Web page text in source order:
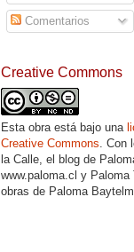
Comentarios
Creative Commons
Esta obra está bajo una
Creative Commons. Con
la Calle, el blog de
www.paloma.cl y Paloma
obras de Paloma